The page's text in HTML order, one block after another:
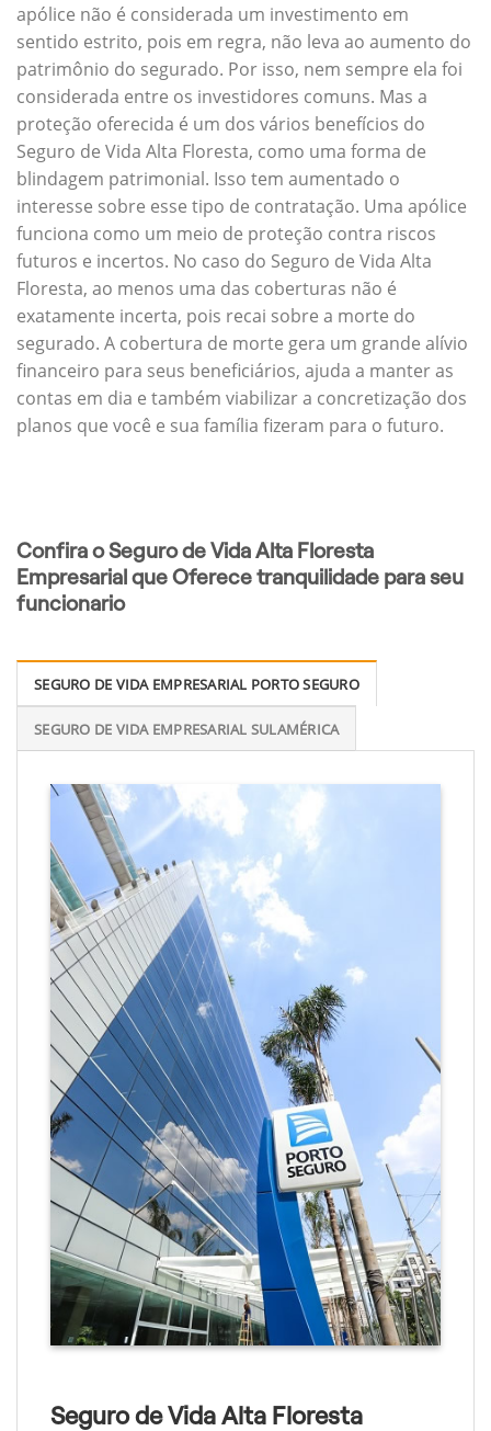
apólice não é considerada um investimento em
sentido estrito, pois em regra, não leva ao aumento do
patrimônio do segurado. Por isso, nem sempre ela foi
considerada entre os investidores comuns. Mas a
proteção oferecida é um dos vários benefícios do
Seguro de Vida Alta Floresta, como uma forma de
blindagem patrimonial. Isso tem aumentado o
interesse sobre esse tipo de contratação. Uma apólice
funciona como um meio de proteção contra riscos
futuros e incertos. No caso do Seguro de Vida Alta
Floresta, ao menos uma das coberturas não é
exatamente incerta, pois recai sobre a morte do
segurado. A cobertura de morte gera um grande alívio
financeiro para seus beneficiários, ajuda a manter as
contas em dia e também viabilizar a concretização dos
planos que você e sua família fizeram para o futuro.
Confira o Seguro de Vida Alta Floresta
Empresarial que Oferece tranquilidade para seu
funcionario
SEGURO DE VIDA EMPRESARIAL PORTO SEGURO
SEGURO DE VIDA EMPRESARIAL SULAMÉRICA
Seguro de Vida Alta Floresta